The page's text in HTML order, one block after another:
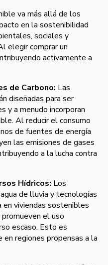
va más allá de los
en la sostenibilidad
sociales y
elegir comprar un
activamente a
de Carbono: Las
diseñadas para ser
y a menudo incorporan
Al reducir el consumo
de fuentes de energía
las emisiones de gases
a la lucha contra
Hídricos: Los
de lluvia y tecnologías
viviendas sostenibles
el uso
escaso. Esto es
regiones propensas a la